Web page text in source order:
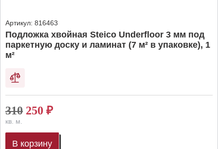
Артикул: 816463
Подложка хвойная Steico Underfloor 3 мм под
паркетную доску и ламинат (7 м² в упаковке), 1
м²
310 250 ₽
кв. м.
В корзину